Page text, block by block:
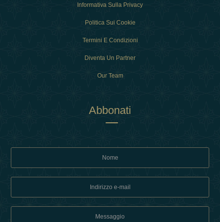
Informativa Sulla Privacy
Politica Sui Cookie
Termini E Condizioni
Diventa Un Partner
Our Team
Abbonati